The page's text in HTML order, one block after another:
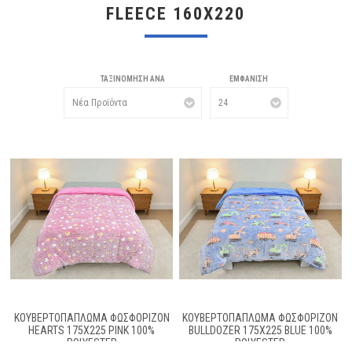
FLEECE 160X220
ΤΑΞΙΝΌΜΗΣΗ ΑΝΆ ΕΜΦΆΝΙΣΗ
ΚΟΥΒΕΡΤΟΠΆΠΛΩΜΑ ΦΩΣΦΟΡΊΖΟΝ
HEARTS 175X225 PINK 100%
POLYESTER
ΚΟΥΒΕΡΤΟΠΆΠΛΩΜΑ ΦΩΣΦΟΡΊΖΟΝ
BULLDOZER 175X225 BLUE 100%
POLYESTER